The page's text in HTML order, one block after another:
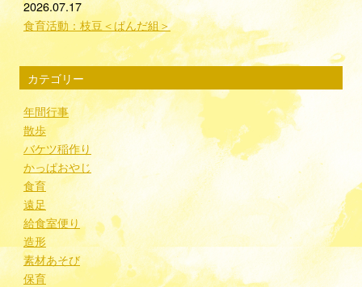
2026.07.17
食育活動：枝豆＜ぱんだ組＞
カテゴリー
年間行事
散歩
バケツ稲作り
かっぱおやじ
食育
遠足
給食室便り
造形
素材あそび
保育